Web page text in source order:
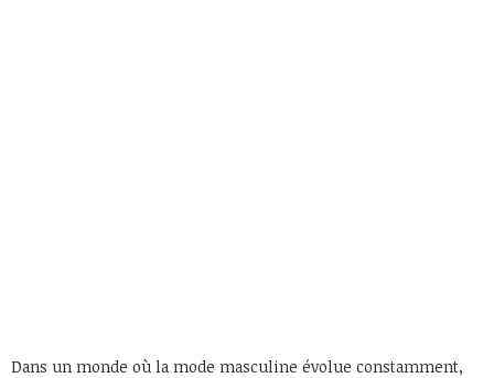
Dans un monde où la mode masculine évolue constamment,